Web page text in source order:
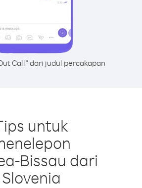
Call” dari judul percakapan
untuk
Bissau dari
Slovenia